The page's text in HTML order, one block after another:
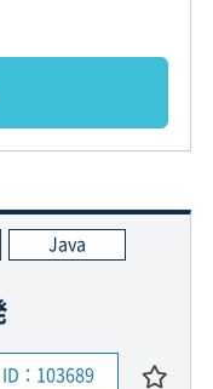
Java
ID：103689